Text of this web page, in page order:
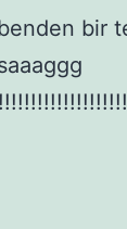
bir